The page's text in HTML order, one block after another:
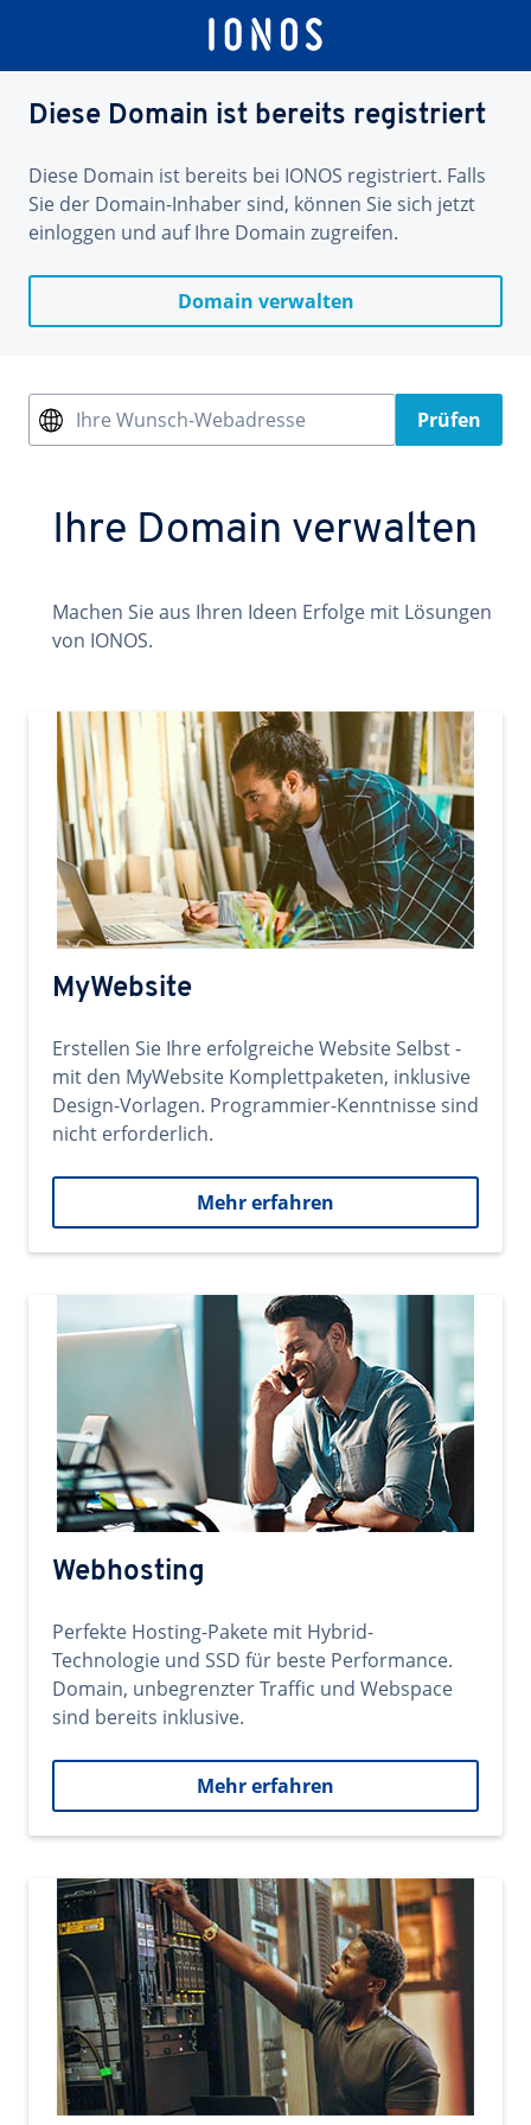
Diese Domain ist bereits registriert
Diese Domain ist bereits bei IONOS registriert. Falls
Sie der Domain-Inhaber sind, können Sie sich jetzt
einloggen und auf Ihre Domain zugreifen.
Domain verwalten
Ihre Wunsch-Webadresse Prüfen
Ihre Domain verwalten
Machen Sie aus Ihren Ideen Erfolge mit Lösungen
von IONOS.
MyWebsite
Erstellen Sie Ihre erfolgreiche Website Selbst -
mit den MyWebsite Komplettpaketen, inklusive
Design-Vorlagen. Programmier-Kenntnisse sind
nicht erforderlich.
Mehr erfahren
Webhosting
Perfekte Hosting-Pakete mit Hybrid-
Technologie und SSD für beste Performance.
Domain, unbegrenzter Traffic und Webspace
sind bereits inklusive.
Mehr erfahren